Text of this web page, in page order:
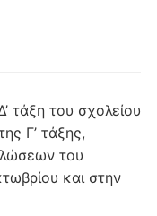
τάξη του σχολείου
Γ’ τάξης,
του
και στην